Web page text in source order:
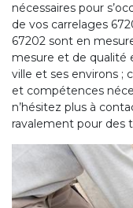
nécessaires pour
de vos carrelages
67202 sont en
mesure et de qualité
ville et ses environs ;
et compétences
n’hésitez plus à
ravalement pour des